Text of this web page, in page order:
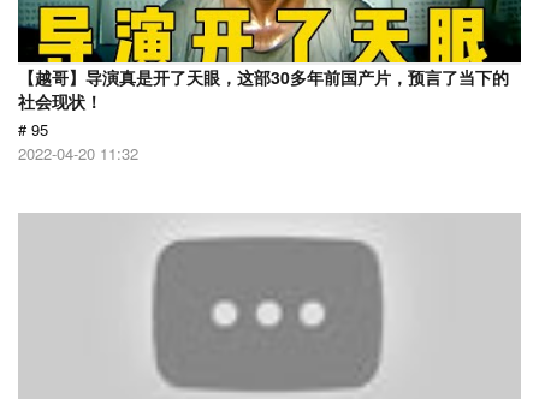
【越哥】导演真是开了天眼，这部30多年前国产片，预言了当下的
社会现状！
# 95
2022-04-20 11:32